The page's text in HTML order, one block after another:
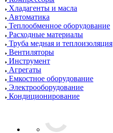
Хладагенты и масла
Автоматика
Теплообменное оборудование
Расходные материалы
Труба медная и теплоизоляция
Вентиляторы
Инструмент
Агрегаты
Емкостное оборудование
Электрооборудование
Кондиционирование